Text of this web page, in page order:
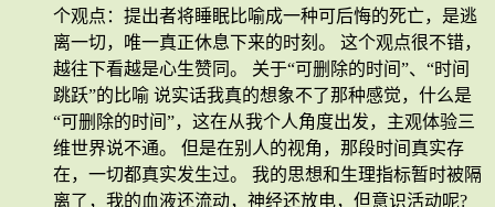
个观点：提出者将睡眠比喻成一种可后悔的死亡，是逃
离一切，唯一真正休息下来的时刻。 这个观点很不错，
越往下看越是心生赞同。 关于“可删除的时间”、“时间
跳跃”的比喻 说实话我真的想象不了那种感觉，什么是
“可删除的时间”，这在从我个人角度出发，主观体验三
维世界说不通。 但是在别人的视角，那段时间真实存
在，一切都真实发生过。 我的思想和生理指标暂时被隔
离了，我的血液还流动，神经还放电，但意识活动呢?